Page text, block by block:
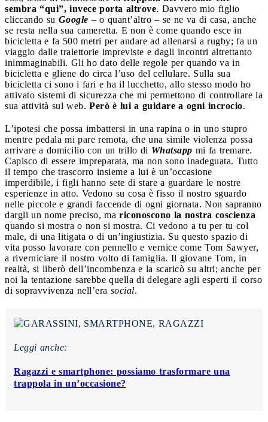
sembra “qui”, invece porta altrove. Davvero mio figlio
cliccando su Google – o quant’altro – se ne va di casa, anche
se resta nella sua cameretta. E non è come quando esce in
bicicletta e fa 500 metri per andare ad allenarsi a rugby; fa un
viaggio dalle traiettorie impreviste e dagli incontri altrettanto
inimmaginabili. Gli ho dato delle regole per quando va in
bicicletta e gliene do circa l’uso del cellulare. Sulla sua
bicicletta ci sono i fari e ha il lucchetto, allo stesso modo ho
attivato sistemi di sicurezza che mi permettono di controllare la
sua attività sul web. Però è lui a guidare a ogni incrocio.
L’ipotesi che possa imbattersi in una rapina o in uno stupro
mentre pedala mi pare remota, che una simile violenza possa
arrivare a domicilio con un trillo di Whatsapp mi fa tremare.
Capisco di essere impreparata, ma non sono inadeguata. Tutto
il tempo che trascorro insieme a lui è un’occasione
imperdibile, i figli hanno sete di stare a guardare le nostre
esperienze in atto. Vedono su cosa è fisso il nostro sguardo
nelle piccole e grandi faccende di ogni giornata. Non sapranno
dargli un nome preciso, ma riconoscono la nostra coscienza
quando si mostra o non si mostra. Ci vedono a tu per tu col
male, di una litigata o di un’ingiustizia. Su questo spazio di
vita posso lavorare con pennello e vernice come Tom Sawyer,
a riverniciare il nostro volto di famiglia. Il giovane Tom, in
realtà, si liberò dell’incombenza e la scaricò su altri; anche per
noi la tentazione sarebbe quella di delegare agli esperti il corso
di sopravvivenza nell’era social.
Leggi anche:
Ragazzi e smartphone: possiamo trasformare una
trappola in un’occasione?